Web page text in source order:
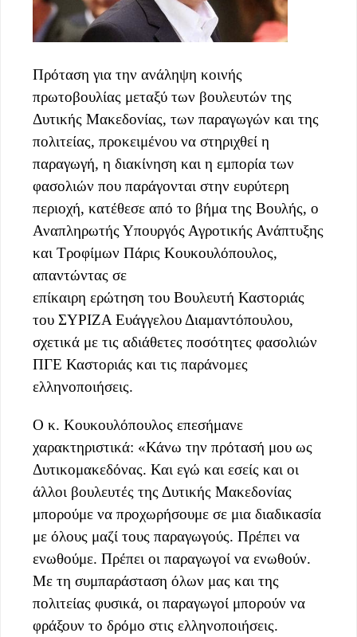
Πρόταση για την ανάληψη κοινής
πρωτοβουλίας μεταξύ των βουλευτών της
Δυτικής Μακεδονίας, των παραγωγών και της
πολιτείας, προκειμένου να στηριχθεί η
παραγωγή, η διακίνηση και η εμπορία των
φασολιών που παράγονται στην ευρύτερη
περιοχή, κατέθεσε από το βήμα της Βουλής, ο
Αναπληρωτής Υπουργός Αγροτικής Ανάπτυξης
και Τροφίμων Πάρις Κουκουλόπουλος,
απαντώντας σε
επίκαιρη ερώτηση του Βουλευτή Καστοριάς
του ΣΥΡΙΖΑ Ευάγγελου Διαμαντόπουλου,
σχετικά με τις αδιάθετες ποσότητες φασολιών
ΠΓΕ Καστοριάς και τις παράνομες
ελληνοποιήσεις.
Ο κ. Κουκουλόπουλος επεσήμανε
χαρακτηριστικά: «Κάνω την πρότασή μου ως
Δυτικομακεδόνας. Και εγώ και εσείς και οι
άλλοι βουλευτές της Δυτικής Μακεδονίας
μπορούμε να προχωρήσουμε σε μια διαδικασία
με όλους μαζί τους παραγωγούς. Πρέπει να
ενωθούμε. Πρέπει οι παραγωγοί να ενωθούν.
Με τη συμπαράσταση όλων μας και της
πολιτείας φυσικά, οι παραγωγοί μπορούν να
φράξουν το δρόμο στις ελληνοποιήσεις.